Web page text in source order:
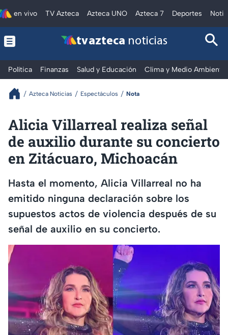
en vivo TV Azteca Azteca UNO Azteca 7 Deportes
tv azteca noticias
Política Finanzas Salud y Educación Clima y Medio Ambiente
Azteca Noticias Espectáculos Nota
Alicia Villarreal realiza señal
de auxilio durante su concierto
en Zitácuaro, Michoacán
Hasta el momento, Alicia Villarreal no ha
emitido ninguna declaración sobre los
supuestos actos de violencia después de su
señal de auxilio en su concierto.